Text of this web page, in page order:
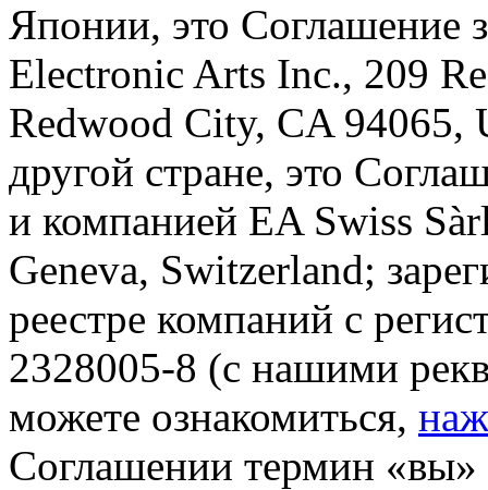
Японии, это Соглашение
Electronic Arts Inc., 209
Redwood City, CA 94065,
другой стране, это
и компанией EA Swiss
Geneva, Switzerland;
реестре компаний с
2328005-8 (с нашими
можете ознакомиться,
Соглашении термин «вы»